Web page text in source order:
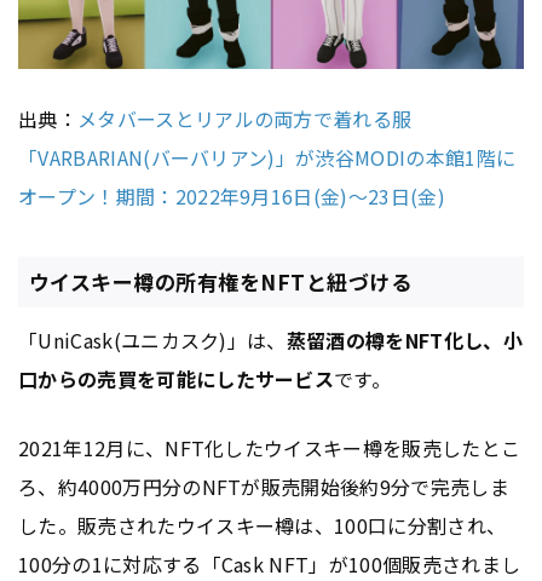
出典： メタバースとリアルの両方で着れる服
「VARBARIAN(バーバリアン)」が渋谷MODIの本館1階に
オープン！期間：2022年9月16日(金)～23日(金)
ウイスキー樽の所有権をNFTと紐づける
「UniCask(ユニカスク)」は、 蒸留酒の樽をNFT化し、小
口からの売買を可能にしたサービスです。
2021年12月に、NFT化したウイスキー樽を販売したとこ
ろ、約4000万円分のNFTが販売開始後約9分で完売しま
した。販売されたウイスキー樽は、100口に分割され、
100分の1に対応する「Cask NFT」が100個販売されまし